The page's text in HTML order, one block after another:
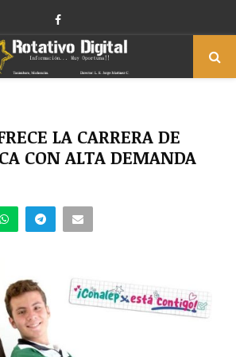
Facebook
LA CARRERA DE
CON ALTA DEMANDA